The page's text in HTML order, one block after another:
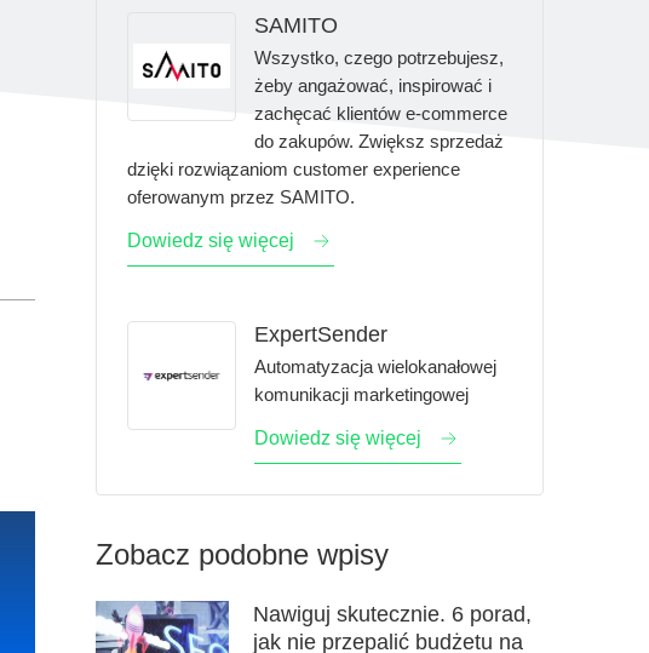
SAMITO
Wszystko, czego potrzebujesz,
żeby angażować, inspirować i
zachęcać klientów e-commerce
do zakupów. Zwiększ sprzedaż
dzięki rozwiązaniom customer experience
oferowanym przez SAMITO.
Dowiedz się więcej
ExpertSender
Automatyzacja wielokanałowej
komunikacji marketingowej
Dowiedz się więcej
Zobacz podobne wpisy
Nawiguj skutecznie. 6 porad,
jak nie przepalić budżetu na